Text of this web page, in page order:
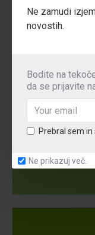
Ne zamudi
novostih.
Bodite na
da se prijavite
Prebral sem
Ne prikazuj več.